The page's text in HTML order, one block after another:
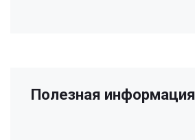
Полезная информация